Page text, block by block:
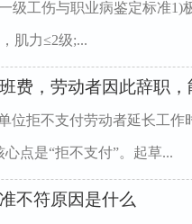
级工伤与职业病鉴定标准1)
肌力≤2级;...
费，劳动者因此辞职
位拒不支付劳动者延长工
点是“拒不支付”。起草...
不符原因是什么